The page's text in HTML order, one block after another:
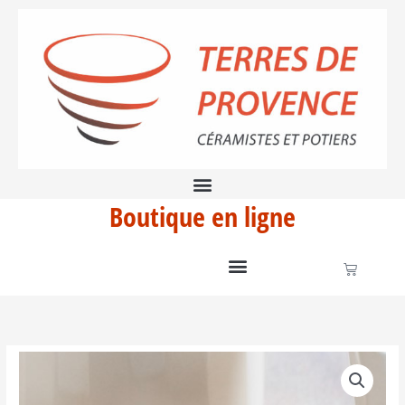
contenu
Boutique en ligne
Panier
expresso
blanche